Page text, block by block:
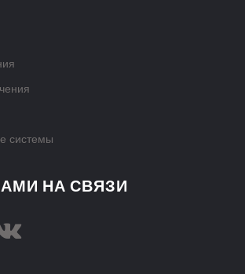
системы
НА СВЯЗИ